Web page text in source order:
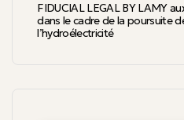
FIDUCIAL LEGAL BY LAMY
dans le cadre de la poursuite
l’hydroélectricité